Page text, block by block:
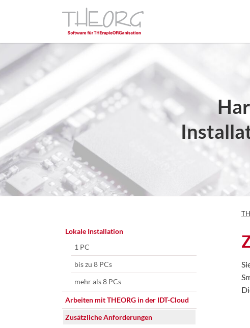
Navigation
Lokale Installation
1 PC
bis zu 8 PCs
mehr als 8 PCs
Arbeiten mit THEORG in der IDT-Cloud
Zusätzliche Anforderungen